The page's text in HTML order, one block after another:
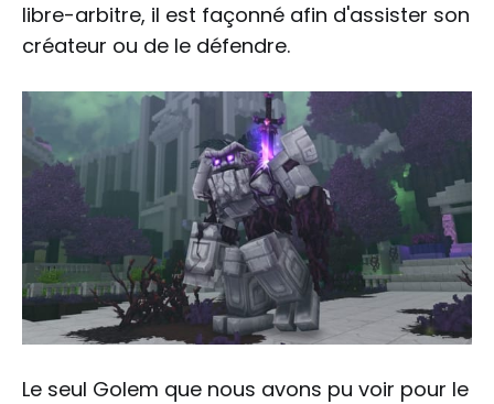
libre-arbitre, il est façonné afin d'assister son
créateur ou de le défendre.
Le seul Golem que nous avons pu voir pour le